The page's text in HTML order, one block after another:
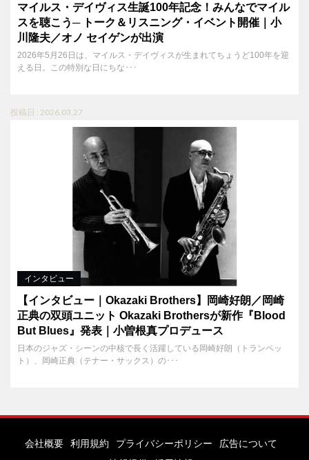
マイルス・デイヴィス生誕100年記念！みんなでマイル
スを聴こう─ トーク＆リスニング・イベント開催｜小
川隆夫／オノ セイゲンが出演
2026年5月26日は、マイルス・デイヴィスが生まれてちょうど100年を迎
える日。この特別な日にちな･･･
投稿日 : 2026.03.27
インタビュー
【インタビュー｜Okazaki Brothers】岡崎好朗／岡崎
正典の双頭ユニット Okazaki Brothersが新作『Blood
But Blues』発表｜小曽根真プロデュース
日本のジャズ・シーンの中核で長く活躍している岡崎好朗（トランペッ
ト）、岡崎正典（テナー・サックス）の･･･
会社概要 利用規約 プライバシーポリシー
広告について